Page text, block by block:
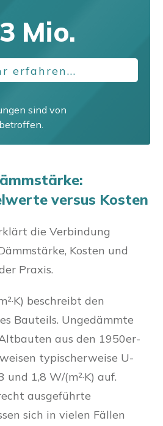
Mio.
erfahren...
sind von
versus Kosten
die Verbindung
Kosten und
Praxis.
beschreibt den
Bauteils. Ungedämmte
aus den 1950er-
typischerweise U-
1,8 W/(m²·K) auf.
ausgeführte
sich in vielen Fällen